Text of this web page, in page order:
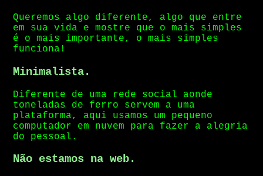
Queremos algo diferente, algo que entre
em sua vida e mostre que o mais simples
é o mais importante, o mais simples
funciona!
Minimalista.
Diferente de uma rede social aonde
toneladas de ferro servem a uma
plataforma, aqui usamos um pequeno
computador em nuvem para fazer a alegria
do pessoal.
Não estamos na web.